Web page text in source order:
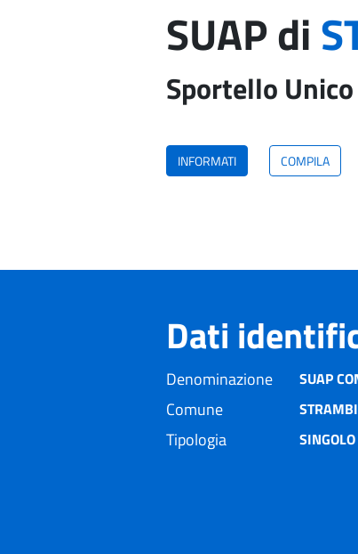
SUAP di
Sportello
INFORMATI COMPILA
Dati
Denominazione SUAP
Comune
Tipologia SINGOLO